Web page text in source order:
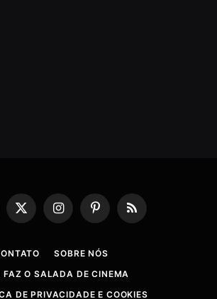
X
(Twitter)
InstagramPinterestRSS
SOBRE NÓS
FAZ O SALADA DE CINEMA
DE PRIVACIDADE E COOKIES